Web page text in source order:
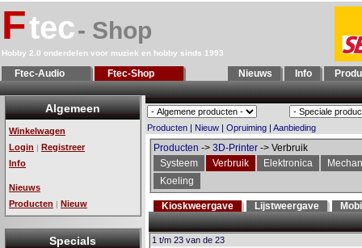
Ftec- Shop
Hobby 2.0 onderdelen voor muziek en hobby sinds 1993
Ftec-Audio Ftec-Shop Nieuws Info
Algemeen
Winkelwagen
Login | Registreer
Info
Nieuws
Producten | Nieuw
Specials
Producten | Nieuw | Opruiming | Aanbieding
Producten -> 3D-Printer -> Verbruik
Systeem
Verbruik Elektronica
Koeling
Kioskweergave Lijstweergave
1 t/m 23 van de 23